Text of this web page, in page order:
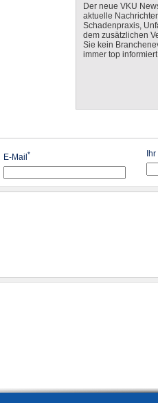
Der neue VKU
aktuelle
Schadenpraxis,
dem zusätzlichen
Sie kein
immer top
E-Mail* Ihr